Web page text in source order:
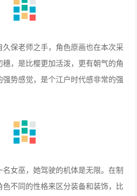
保老师之手，角色原画也在本次采
，是比樱更加活泼，更有朝气的角
势感觉，是个江户时代感非常的强
女巫，她驾驶的机体是无限。在制
不同的性格来区分装备和装饰，比